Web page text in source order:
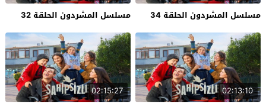
مسلسل المشردون الحلقة 34
مسلسل المشردون الحلقة 32
02:13:10
02:15:27